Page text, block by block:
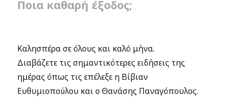
Ποια καθαρή έξοδος;
Καλησπέρα σε όλους και καλό μήνα.
Διαβάζετε τις σημαντικότερες ειδήσεις της
ημέρας όπως τις επέλεξε η Βίβιαν
Ευθυμιοπούλου και ο Θανάσης Παναγόπουλος.